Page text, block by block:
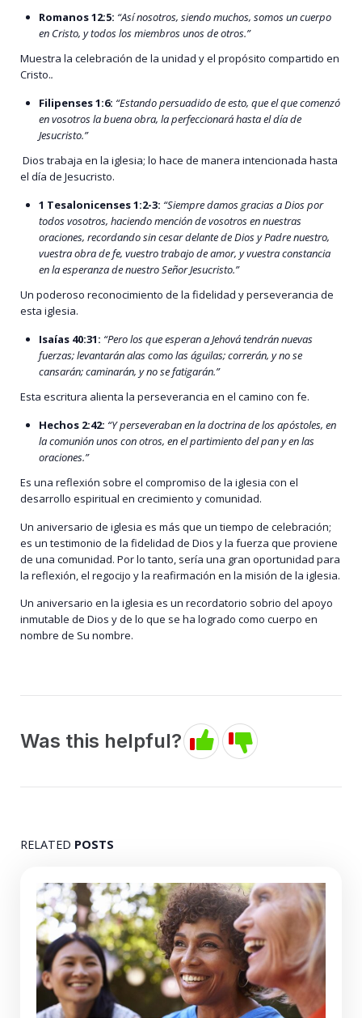
Romanos 12:5: “Así nosotros, siendo muchos, somos un cuerpo
en Cristo, y todos los miembros unos de otros.”
Muestra la celebración de la unidad y el propósito compartido en
Cristo..
Filipenses 1:6: “Estando persuadido de esto, que el que comenzó
en vosotros la buena obra, la perfeccionará hasta el día de
Jesucristo.”
Dios trabaja en la iglesia; lo hace de manera intencionada hasta
el día de Jesucristo.
1 Tesalonicenses 1:2-3: “Siempre damos gracias a Dios por
todos vosotros, haciendo mención de vosotros en nuestras
oraciones, recordando sin cesar delante de Dios y Padre nuestro,
vuestra obra de fe, vuestro trabajo de amor, y vuestra constancia
en la esperanza de nuestro Señor Jesucristo.”
Un poderoso reconocimiento de la fidelidad y perseverancia de
esta iglesia.
Isaías 40:31: “Pero los que esperan a Jehová tendrán nuevas
fuerzas; levantarán alas como las águilas; correrán, y no se
cansarán; caminarán, y no se fatigarán.”
Esta escritura alienta la perseverancia en el camino con fe.
Hechos 2:42: “Y perseveraban en la doctrina de los apóstoles, en
la comunión unos con otros, en el partimiento del pan y en las
oraciones.”
Es una reflexión sobre el compromiso de la iglesia con el
desarrollo espiritual en crecimiento y comunidad.
Un aniversario de iglesia es más que un tiempo de celebración;
es un testimonio de la fidelidad de Dios y la fuerza que proviene
de una comunidad. Por lo tanto, sería una gran oportunidad para
la reflexión, el regocijo y la reafirmación en la misión de la iglesia.
Un aniversario en la iglesia es un recordatorio sobrio del apoyo
inmutable de Dios y de lo que se ha logrado como cuerpo en
nombre de Su nombre.
Was this helpful?
RELATED POSTS